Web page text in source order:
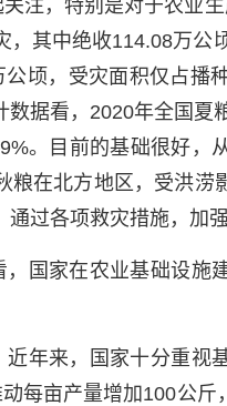
注，特别是对于农业
，其中绝收114.08万
顷，受灾面积仅占播
据看，2020年全国
。目前的基础很好，
粮在北方地区，受洪
过各项救灾措施，加
国家在农业基础设施
年来，国家十分重视
每亩产量增加100公